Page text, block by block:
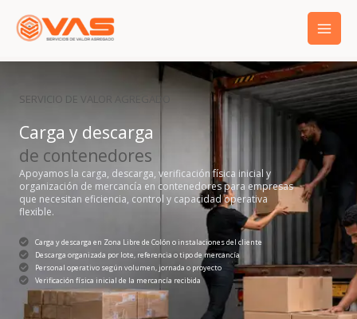
SERVICIO DE VALOR AGREGADO
Carga y descarga
de contenedores
Apoyamos la carga, descarga, verificación física inicial y
organización de mercancía en contenedores para empresas
que necesitan eficiencia, control y capacidad operativa
flexible.
Carga y descarga en Zona Libre de Colón o instalaciones del cliente
Descarga organizada por lote, referencia o tipo de mercancía
Personal operativo según volumen, jornada o proyecto
Verificación física inicial de la mercancía recibida